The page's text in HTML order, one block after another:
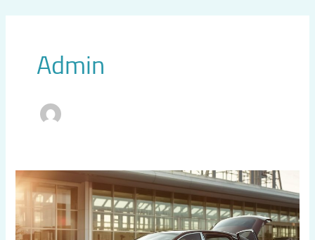
Admin
تاكسي
مطار
القيصومة